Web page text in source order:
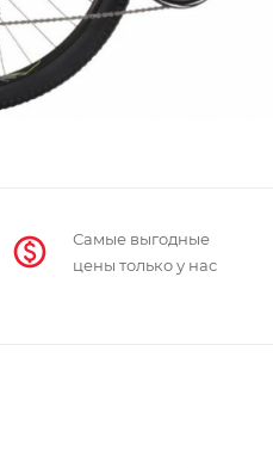
Самые выгодные
цены только у нас